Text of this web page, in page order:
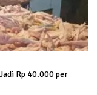
Rp 40.000 per